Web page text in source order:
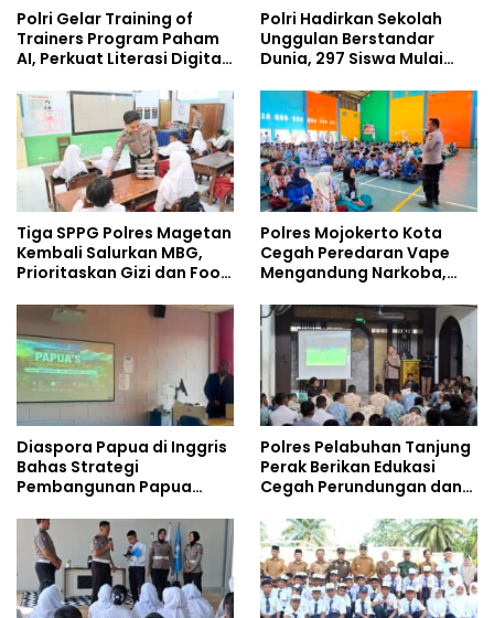
Polri Gelar Training of
Trainers Program Paham
AI, Perkuat Literasi Digital
Polri Hadirkan Sekolah
Unggulan Berstandar
Dunia, 297 Siswa Mulai
Tiga SPPG Polres Magetan
Kembali Salurkan MBG,
Prioritaskan Gizi dan Food
Polres Mojokerto Kota
Cegah Peredaran Vape
Mengandung Narkoba,
Kalangan Remaja
Diaspora Papua di Inggris
Bahas Strategi
Pembangunan Papua
Doktoral Internasional
Polres Pelabuhan Tanjung
Perak Berikan Edukasi
Cegah Perundungan dan
kepada Pelajar MPLS